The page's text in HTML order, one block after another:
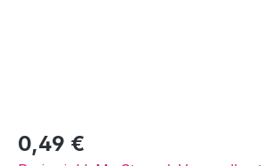
Regulärer Preis:
0,49 €